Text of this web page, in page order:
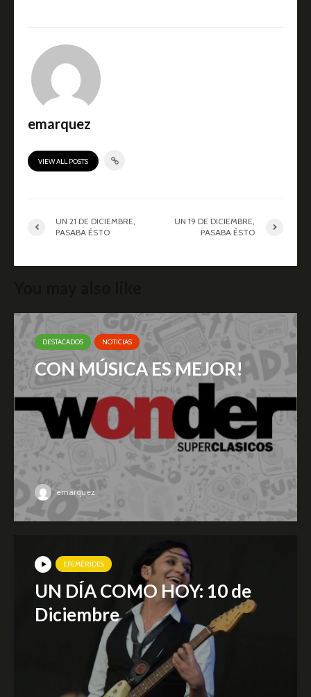
emarquez
VIEW ALL POSTS
UN 21 DE DICIEMBRE,
PASABA ÉSTO
UN 19 DE DICIEMBRE,
PASABA ÉSTO
DESTACADOS NOTICIAS
CON MÚSICA ES MEJOR!
emarquez
EFEMÉRIDES
UN DÍA COMO HOY: 10 de
Diciembre